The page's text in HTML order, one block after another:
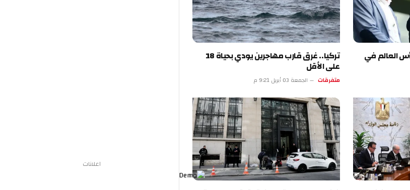
العالم في تركيا.. غرق قارب مهاجرين يودي بحياة 18
على الأقل
متفرقات الجمعة 03 أبريل 9:21 م
اعلانات